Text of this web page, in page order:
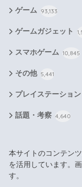
ゲーム 93,133
ゲームガジェット
スマホゲーム 10,845
その他 5,441
プレイステーション
話題・考察 4,640
本サイトのコンテン
を活用しています。
す。